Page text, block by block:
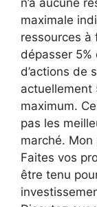
maximale
ressources à
dépasser
d’actions de
actuellement
maximum.
pas les
marché.
Faites vos
être tenu